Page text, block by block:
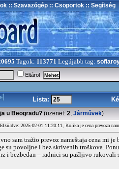
:: Szavazógép :: Csoportok :: Segítség
Tagok: 113771 Legújabb tag:
Eltárol
Lista:
u Beogradu? (üzenet: 2, Járművek)
Elküldve: 2025-02-01 11:20:11, Kolika je cena prevoza
sam tražio prevoz nameštaja cena mi
su povoljne i bez skrivenih troškova.
i bezbedan – radnici su pažljivo rukovali